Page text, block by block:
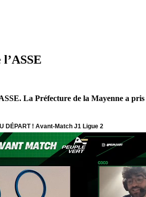
La Préfecture de la Mayenne a pris